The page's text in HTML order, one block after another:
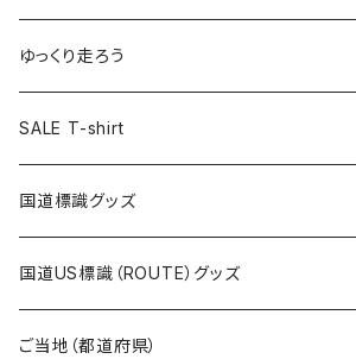
トートバッグ
ランチバッグ
エコバッグ
クリアファイル
キーホルダー
クリアファイル
Tシャツ
ステッカー
サコッシュ
ホテルキーホルダー
モーテルキーホルダー
トートバッグ
クリアファイル
マスク
エコバッグ
千葉ロッテマリーンズコラボ
エコバッグ
ステッカー
モーテルキーホルダー
ホテルキーホルダー
トートバッグ
キャップ
ステッカー
ホテルキーホルダー
Tシャツ
キャップ
ステッカー
ゆっくり走ろう
Tシャツ
ステッカー
ホテルキーホルダー
SALE T-shirt
国道標識グッズ
ステッカー
国道0～99号線
Tシャツ
国道US標識（ROUTE）グッズ
ステッカー
ご当地（都道府県）